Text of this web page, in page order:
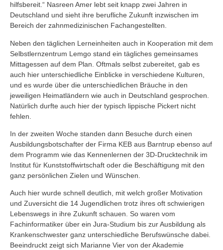
hilfsbereit.“ Nasreen Amer lebt seit knapp zwei Jahren in
Deutschland und sieht ihre berufliche Zukunft inzwischen im
Bereich der zahnmedizinischen Fachangestellten.
Neben den täglichen Lerneinheiten auch in Kooperation mit dem
Selbstlernzentrum Lemgo stand ein tägliches gemeinsames
Mittagessen auf dem Plan. Oftmals selbst zubereitet, gab es
auch hier unterschiedliche Einblicke in verschiedene Kulturen,
und es wurde über die unterschiedlichen Bräuche in den
jeweiligen Heimatländern wie auch in Deutschland gesprochen.
Natürlich durfte auch hier der typisch lippische Pickert nicht
fehlen.
In der zweiten Woche standen dann Besuche durch einen
Ausbildungsbotschafter der Firma KEB aus Barntrup ebenso auf
dem Programm wie das Kennenlernen der 3D-Drucktechnik im
Institut für Kunststoffwirtschaft oder die Beschäftigung mit den
ganz persönlichen Zielen und Wünschen.
Auch hier wurde schnell deutlich, mit welch großer Motivation
und Zuversicht die 14 Jugendlichen trotz ihres oft schwierigen
Lebenswegs in ihre Zukunft schauen. So waren vom
Fachinformatiker über ein Jura-Studium bis zur Ausbildung als
Krankenschwester ganz unterschiedliche Berufswünsche dabei.
Beeindruckt zeigt sich Marianne Vier von der Akademie